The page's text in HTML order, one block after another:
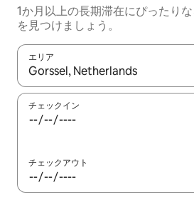
1か月以上の長期滞在にぴったり
を見つけましょう。
エリア
検索結果が表示されたら、上下の矢
チェックイン
チェックアウト